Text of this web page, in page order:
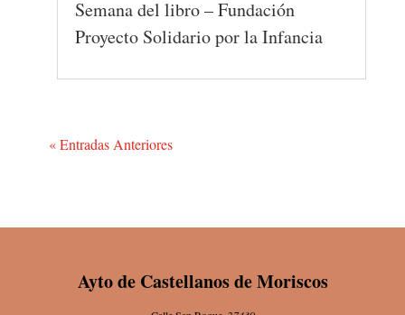
Semana del libro – Fundación
Proyecto Solidario por la Infancia
« Entradas Anteriores
Ayto de Castellanos de Moriscos